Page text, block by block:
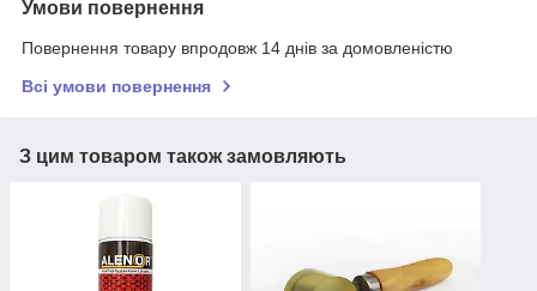
Умови повернення
Повернення товару впродовж 14 днів за домовленістю
Всі умови повернення
З цим товаром також замовляють